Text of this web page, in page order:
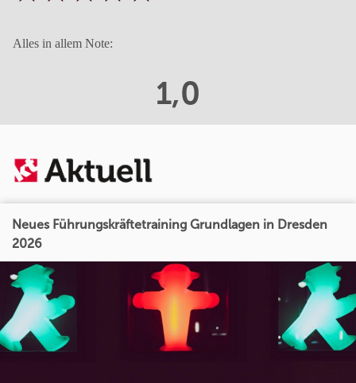
Alles in allem Note:
1,0
Neues Führungskräftetraining Grundlagen in Dresden
2026